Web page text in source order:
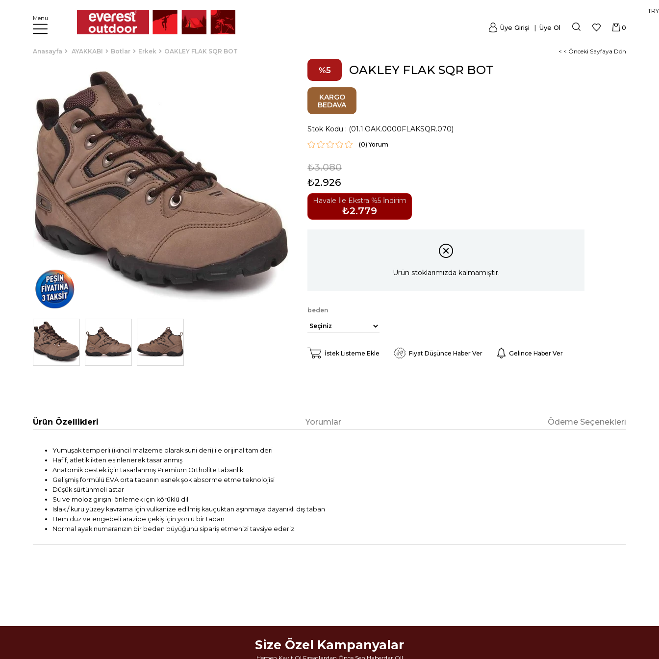
Menu
TRY
0
Üye Girişi Üye Ol
Anasayfa AYAKKABI Botlar Erkek OAKLEY FLAK SQR BOT < < Önceki Sayfaya Dön
5 OAKLEY FLAK SQR BOT
KARGO
BEDAVA
Stok Kodu (01.1.OAK.0000FLAKSQR.070)
(0)
₺3.080
₺2.926
Havale İle Ekstra %5 İndirim
₺2.779
Ürün stoklarımızda kalmamıştır.
beden
İstek Listeme Ekle Fiyat Düşünce Haber Ver Gelince Haber Ver
Ürün Özellikleri Yorumlar Ödeme Seçenekleri
Yumuşak temperli (ikincil malzeme olarak suni deri) ile orijinal tam deri
Hafif, atletiklikten esinlenerek tasarlanmış
Anatomik destek için tasarlanmış Premium Ortholite tabanlık
Gelişmiş formülü EVA orta tabanın esnek şok absorme etme teknolojisi
Düşük sürtünmeli astar
Su ve moloz girişini önlemek için körüklü dil
Islak / kuru yüzey kavrama için vulkanize edilmiş kauçuktan aşınmaya dayanıklı dış taban
Hem düz ve engebeli arazide çekiş için yönlü bir taban
Normal ayak numaranızın bir beden büyüğünü sipariş etmenizi tavsiye ederiz.
Size Özel Kampanyalar